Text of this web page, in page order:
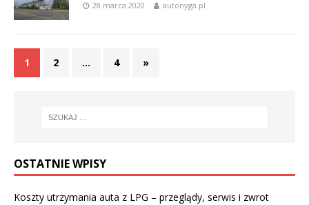
28 marca 2020 autonyga.pl
1 2 … 4 »
OSTATNIE WPISY
Koszty utrzymania auta z LPG – przeglądy, serwis i zwrot